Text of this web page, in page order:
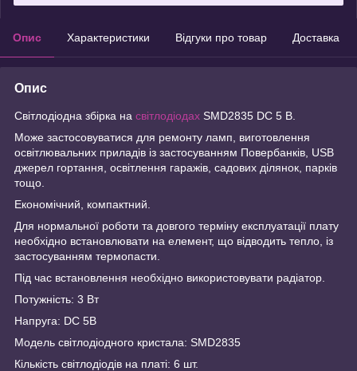
Опис Характеристики Відгуки про товар Доставка
Опис
Світлодіодна збірка на світлодіодах SMD2835 DC 5 В.
Може застосовуватися для ремонту ламп, виготовлення
освітлювальних приладів із застосуванням Повербанків, USB
джерел гортання, освітлення гаражів, садових ділянок, парків
тощо.
Економічний, компактний.
Для нормальної роботи та довгого терміну експлуатації плату
необхідно встановлювати на елемент, що відводить тепло, із
застосуванням термопасти.
Під час встановлення необхідно використовувати радіатор.
Потужність: 3 Вт
Напруга: DC 5В
Модель світлодіодного кристала: SMD2835
Кількість світлодіодів на платі: 6 шт.